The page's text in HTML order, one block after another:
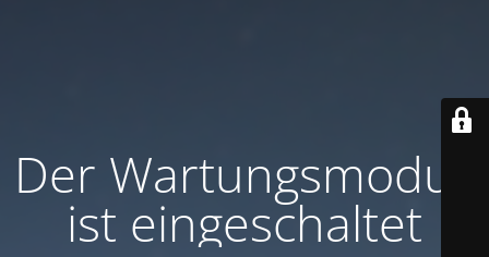
Der Wartungsmodus
ist eingeschaltet